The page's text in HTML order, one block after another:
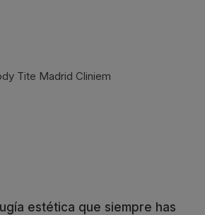
estética que siempre has